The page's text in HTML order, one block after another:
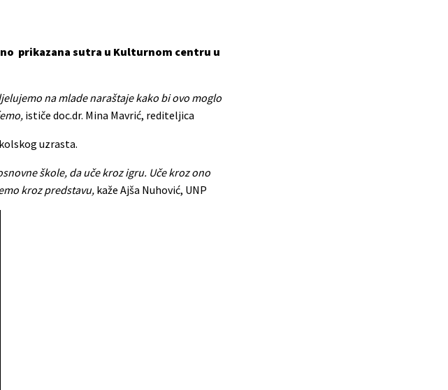
prikazana sutra u Kulturnom centru u
na mlade naraštaje kako bi ovo moglo
ističe doc.dr. Mina Mavrić, rediteljica
uzrasta.
škole, da uče kroz igru. Uče kroz ono
kroz predstavu, kaže Ajša Nuhović, UNP